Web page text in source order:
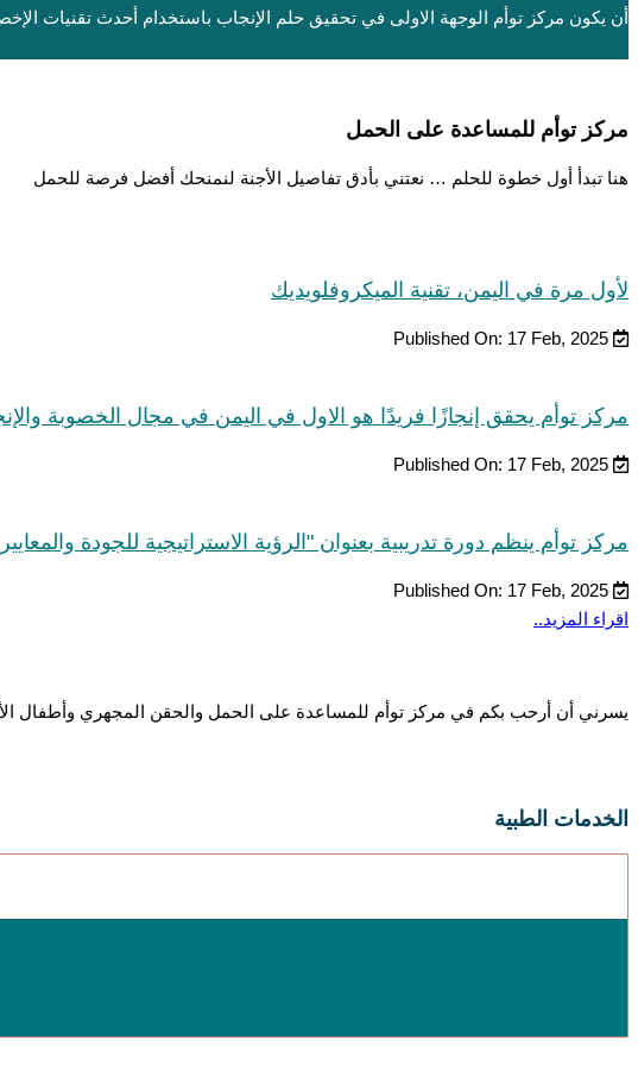
أن يكون مركز توأم الوجهة الاولى في تحقيق حلم الإنجاب باستخدام أحدث تقنيات
مركز توأم للمساعدة على الحمل
هنا تبدأ أول خطوة للحلم … نعتني بأدق تفاصيل الأجنة لنمنحك أفضل فرصة للحمل
لأول مرة في اليمن، تقنية الميكروفلويديك
مركز توأم يحقق إنجازًا فريدًا هو الاول في اليمن في مجال الخصوبة
مركز توأم ينظم دورة تدريبية بعنوان "الرؤية الاستراتيجية للجودة والمعايير
اقراء المزيد..
يسرني أن أرحب بكم في مركز توأم للمساعدة على الحمل والحقن المجهري وأطفال
الخدمات الطبية